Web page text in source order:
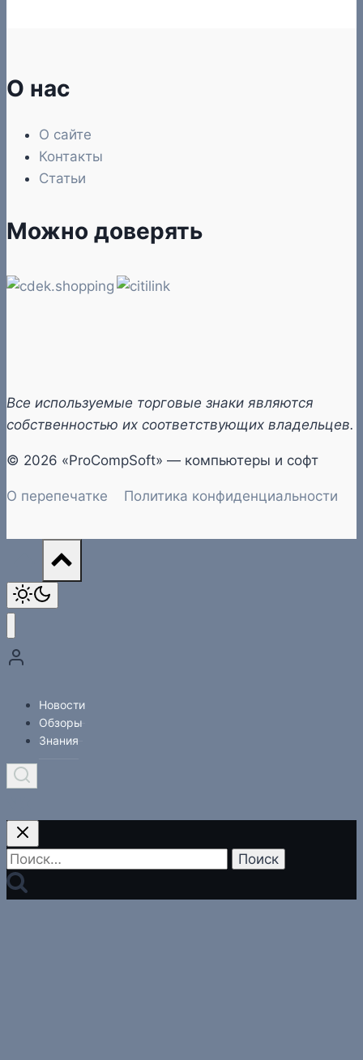
О нас
О сайте
Контакты
Статьи
Можно доверять
Все используемые торговые знаки являются
собственностью их соответствующих владельцев.
© 2026 «ProCompSoft» — компьютеры и софт
О перепечатке Политика конфиденциальности
Новости
Обзоры
Знания
Найти: